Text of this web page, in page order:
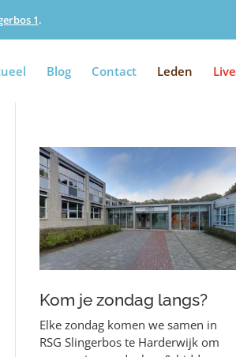
1.
Blog Contact Leden Live
Kom je zondag langs?
Elke zondag komen we samen in
RSG Slingerbos te Harderwijk om